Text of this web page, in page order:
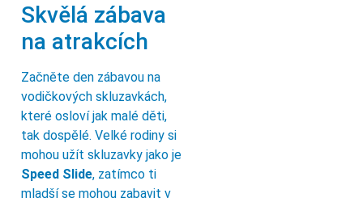
Skvělá zábava
na atrakcích
Začněte den zábavou na
vodičkových skluzavkách,
které osloví jak malé děti,
tak dospělé. Velké rodiny si
mohou užít skluzavky jako je
Speed Slide, zatímco ti
mladší se mohou zabavit v